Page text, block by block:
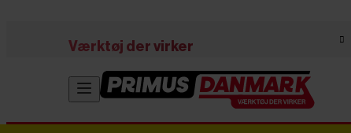
Værktøj der virker